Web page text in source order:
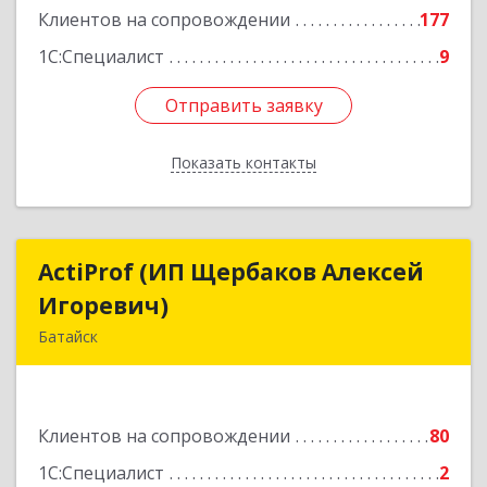
Клиентов на сопровождении
177
1С:Специалист
9
Отправить заявку
Показать контакты
Отправить заявку
Назад
ActiProf (ИП Щербаков Алексей
Игоревич)
Батайск
Клиентов на сопровождении
80
1С:Специалист
2
ActiProf (ИП Щербаков Алексей
Подробнее